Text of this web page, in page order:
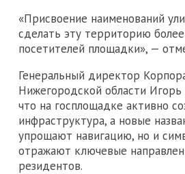
«Присвоение наименований
сделать эту территорию
посетителей площадки», —
Генеральный директор
Нижегородской области
что на госплощадке активно
инфраструктура, а новые
упрощают навигацию, но и
отражают ключевые
резидентов.